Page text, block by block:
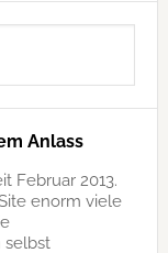
Anlass
Februar 2013.
enorm viele
selbst